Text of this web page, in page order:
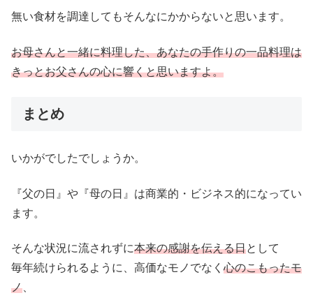
無い食材を調達してもそんなにかからないと思います。
お母さんと一緒に料理した、あなたの手作りの一品料理は
きっとお父さんの心に響くと思いますよ。
まとめ
いかがでしたでしょうか。
『父の日』や『母の日』は商業的・ビジネス的になってい
ます。
そんな状況に流されずに本来の感謝を伝える日として
毎年続けられるように、高価なモノでなく 心のこもったモ
ノ